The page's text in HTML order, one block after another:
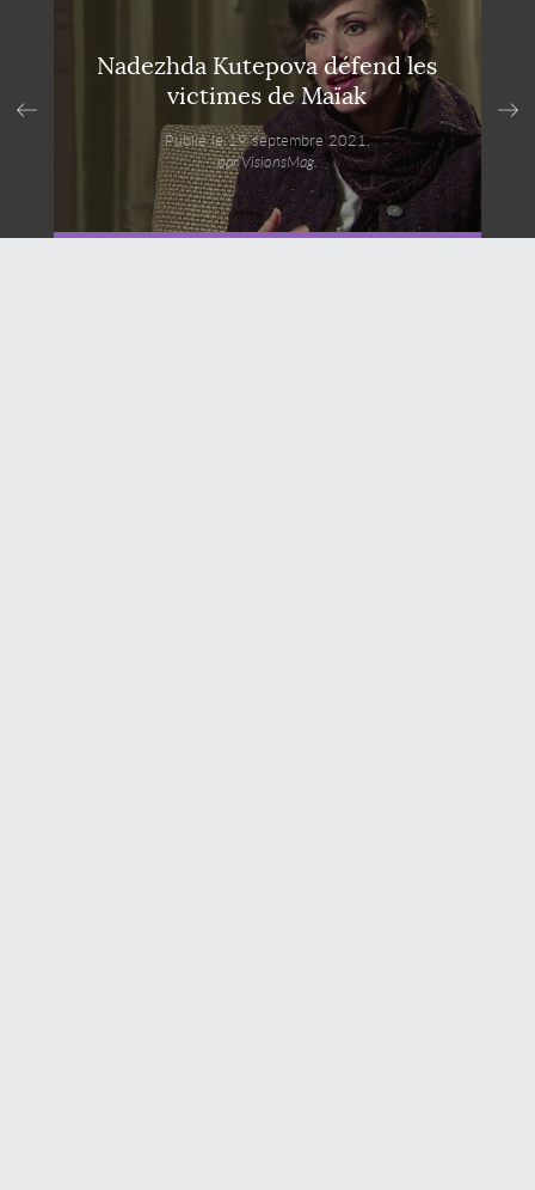
Nadezhda Kutepova défend les
victimes de Maïak
Publié le 19 septembre 2021,
par VisionsMag.